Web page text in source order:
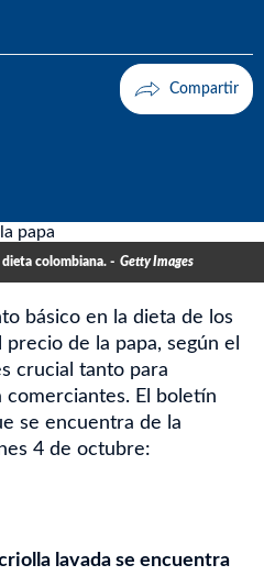
dieta colombiana. - Getty Images
básico en la dieta de los
de la papa, según el
crucial tanto para
El boletín
se encuentra de la
4 de octubre:
lavada se encuentra